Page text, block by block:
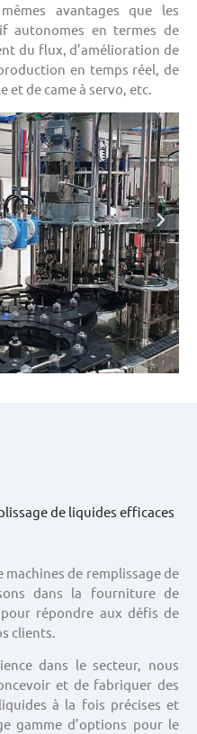
avantages que les
autonomes en termes de
du flux, d’amélioration de
en temps réel, de
de came à servo, etc.
de liquides efficaces
de remplissage de
dans la fourniture de
répondre aux défis de
clients.
dans le secteur, nous
et de fabriquer des
à la fois précises et
gamme d’options pour le